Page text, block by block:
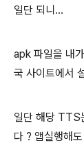
일단 되니...
apk 파일을 내
국 사이트에서
일단 해당 TTS
다 ? 앱실행해